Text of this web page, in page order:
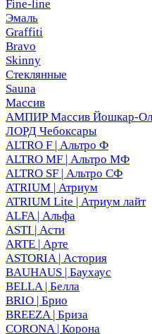
Fine-line
Эмаль
Graffiti
Bravo
Skinny
Стеклянные
Sauna
Массив
АМПИР Массив Йошкар-
ЛОРД Чебоксары
ALTRO F | Альтро Ф
ALTRO MF | Альтро МФ
ALTRO SF | Альтро СФ
ATRIUM | Атриум
ATRIUM Lite | Атриум лайт
ALFA | Альфа
ASTI | Асти
ARTE | Арте
ASTORIA | Астория
BAUHAUS | Баухаус
BELLA | Белла
BRIO | Брио
BREEZA | Бриза
CORONA | Корона